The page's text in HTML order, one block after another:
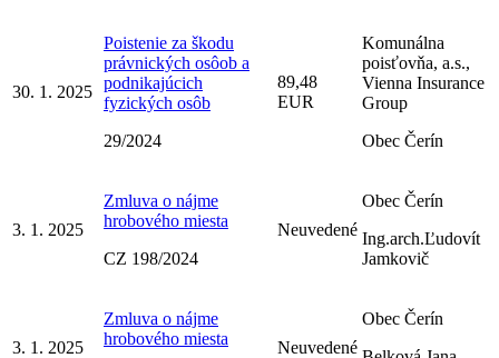
30. 1. 2025
Poistenie za škodu
právnických osôob a
podnikajúcich
fyzických osôb
29/2024
89,48
EUR
Komunálna
poisťovňa, a.s.,
Vienna Insurance
Group
Obec Čerín
3. 1. 2025
Zmluva o nájme
hrobového miesta
CZ 198/2024
Neuvedené
Obec Čerín
Ing.arch.Ľudovít
Jamkovič
3. 1. 2025
Zmluva o nájme
hrobového miesta
Neuvedené
Obec Čerín